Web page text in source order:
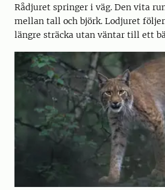
Rådjuret springer i väg. Den vita
mellan tall och björk. Lodjuret
längre sträcka utan väntar till ett